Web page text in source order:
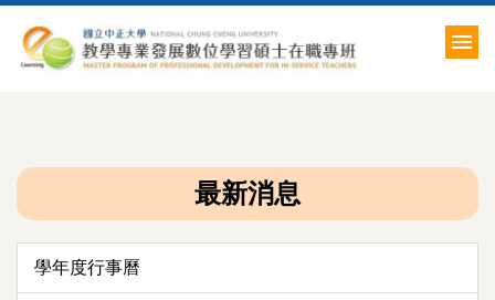
到
主
區
最新消息
學年度行事曆